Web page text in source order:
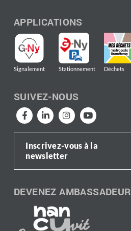
APPLICATIONS
Signalement Stationnement Déchets
SUIVEZ-NOUS
Inscrivez-vous à la
newsletter
DEVENEZ AMBASSADEUR